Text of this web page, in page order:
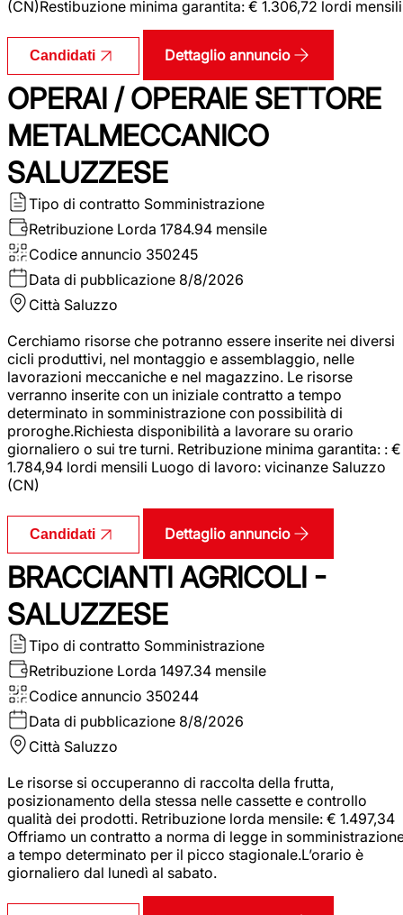
(CN)Restibuzione minima garantita: € 1.306,72 lordi mensili
Candidati Dettaglio annuncio
OPERAI / OPERAIE SETTORE
METALMECCANICO
SALUZZESE
Tipo di contratto Somministrazione
Retribuzione Lorda 1784.94 mensile
Codice annuncio 350245
Data di pubblicazione 8/8/2026
Città Saluzzo
Cerchiamo risorse che potranno essere inserite nei diversi
cicli produttivi, nel montaggio e assemblaggio, nelle
lavorazioni meccaniche e nel magazzino. Le risorse
verranno inserite con un iniziale contratto a tempo
determinato in somministrazione con possibilità di
proroghe.Richiesta disponibilità a lavorare su orario
giornaliero o sui tre turni. Retribuzione minima garantita: : €
1.784,94 lordi mensili Luogo di lavoro: vicinanze Saluzzo
(CN)
Candidati Dettaglio annuncio
BRACCIANTI AGRICOLI -
SALUZZESE
Tipo di contratto Somministrazione
Retribuzione Lorda 1497.34 mensile
Codice annuncio 350244
Data di pubblicazione 8/8/2026
Città Saluzzo
Le risorse si occuperanno di raccolta della frutta,
posizionamento della stessa nelle cassette e controllo
qualità dei prodotti. Retribuzione lorda mensile: € 1.497,34
Offriamo un contratto a norma di legge in
a tempo determinato per il picco stagionale.L’orario è
giornaliero dal lunedì al sabato.